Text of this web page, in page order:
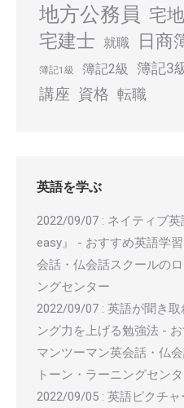
地方公務員 宅
宅建士 就職 日商
簿記1級 簿記2級 簿記3
講座 資格 転職
英語を学ぶ
2022/09/07 : ネイティブ
easy』 - おすすめ英語学
会話・仏会話スクールの
ングセンター
2022/09/07 : 英語が聞き
ング力を上げる勉強法 -
マンツーマン英会話・仏
トーン・ラーニングセン
2022/09/05 : 英語ピクチ